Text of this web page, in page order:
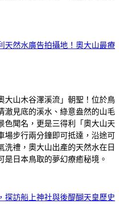
天然水廣告拍攝地！奧大山最療
大山木谷澤溪流」朝聖！位於鳥
澈見底的溪水、綠意盎然的山毛
色聞名，更是三得利「奧大山天
場步行兩分鐘即可抵達，沿途可
洗禮，奧大山出產的天然水在日
日本鳥取的夢幻療癒秘境。
探訪船上神社與後醍醐天皇歷史